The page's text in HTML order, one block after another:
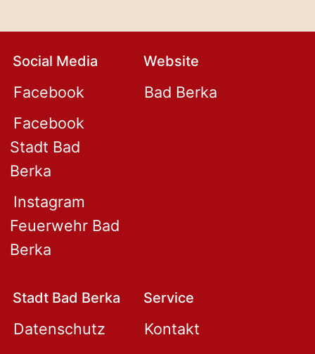
Social Media
Facebook
Facebook
Stadt Bad
Berka
Instagram
Feuerwehr Bad
Berka
Website
Bad Berka
Stadt Bad Berka
Datenschutz
Service
Kontakt